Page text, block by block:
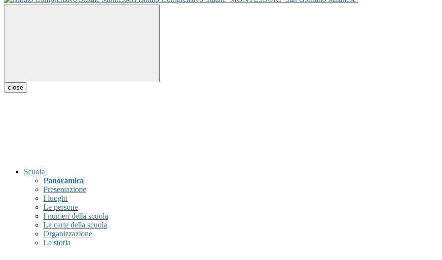
close
Scuola
Panoramica
Presentazione
I luoghi
Le persone
I numeri della scuola
Le carte della scuola
Organizzazione
La storia